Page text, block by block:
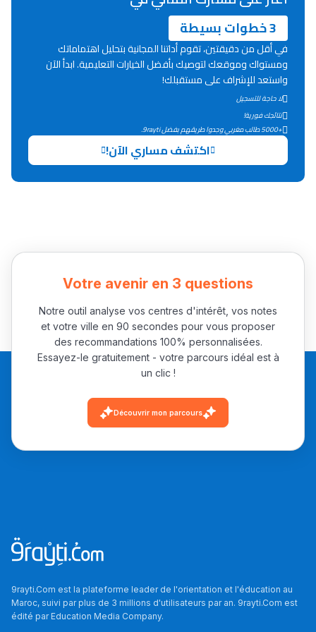
3 خطوات بسيطة
في أقل من دقيقتين، تقوم أداتنا المجانية بتحليل اهتماماتك
ومستواك وموقعك لتوصيك بأفضل الخيارات التعليمية. ابدأ الآن
واستعد للإشراف على مستقبلك!
لا حاجة للتسجيل
نتائجك فورية!
+5000 طالب مغربي وجدوا طريقهم بفضل 9rayti.
اكتشف مساري الآن!
Votre avenir en 3 questions
Notre outil analyse vos centres d'intérêt, vos notes
et votre ville en 90 secondes pour vous proposer
des recommandations 100% personnalisées.
Essayez-le gratuitement - votre parcours idéal est à
un clic !
Découvrir mon parcours
9rayti.Com est la plateforme leader de l'orientation et l'éducation au
Maroc, suivi par plus de 3 millions d'utilisateurs par an. 9rayti.Com est
édité parEducation Media Company.